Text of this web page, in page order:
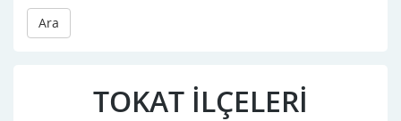
Ara
TOKAT İLÇELERİ